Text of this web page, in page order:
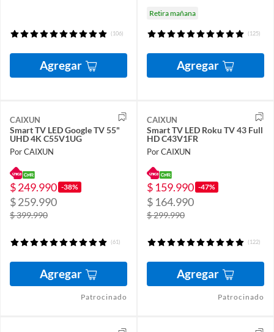
(106)
Agregar
Retira mañana
(125)
Agregar
CAIXUN
Smart TV LED Google TV 55"
UHD 4K C55V1UG
Por CAIXUN
$ 249.990 -38%
$ 259.990
$ 399.990
(61)
Agregar
Patrocinado
CAIXUN
Smart TV LED Roku TV 43 Full
HD C43V1FR
Por CAIXUN
$ 159.990 -47%
$ 164.990
$ 299.990
(122)
Agregar
Patrocinado